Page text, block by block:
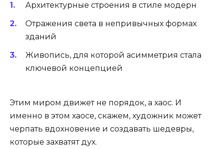
Архитектурные строения в стиле модерн
Отражения света в непривычных формах
зданий
Живопись, для которой асимметрия стала
ключевой концепцией
Этим миром движет не порядок, а хаос. И
именно в этом хаосе, скажем, художник может
черпать вдохновение и создавать шедевры,
которые захватят дух.